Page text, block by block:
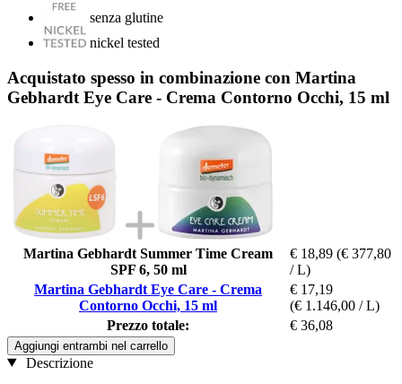
senza glutine
nickel tested
Acquistato spesso in combinazione con Martina
Gebhardt Eye Care - Crema Contorno Occhi, 15 ml
Martina Gebhardt Summer Time Cream
SPF 6, 50 ml
€ 18,89 (€ 377,80
/ L)
Martina Gebhardt Eye Care - Crema
Contorno Occhi, 15 ml
€ 17,19
(€ 1.146,00 / L)
Prezzo totale:
€ 36,08
Aggiungi entrambi nel carrello
Descrizione